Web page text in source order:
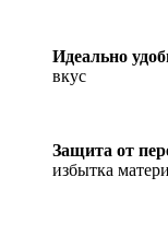
Идеально
вкус
Защита от
избытка